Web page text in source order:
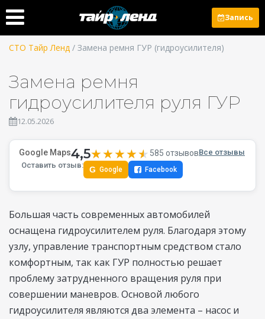
Запись
СТО Тайр Ленд / Замена ремня ГУР (гидроусилителя)
Замена ремня
гидроусилителя руля ГУР
12.05.2026
Google Maps4,5★★★★★
★★★★★ 585 отзывовВсе отзывы
Оставить отзыв:
G Google Facebook
Большая часть современных автомобилей
оснащена гидроусилителем руля. Благодаря этому
узлу, управление транспортным средством стало
комфортным, так как ГУР полностью решает
проблему затрудненного вращения руля при
совершении маневров. Основой любого
гидроусилителя являются два элемента – насос и